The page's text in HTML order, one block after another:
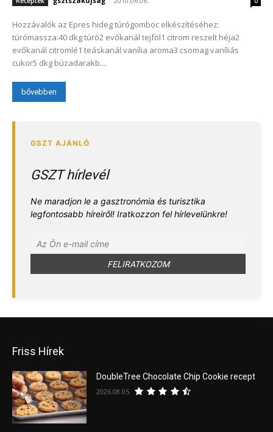
Hozzávalók az Epres hideg túrógomboc elkészítéséhez:
túrómassza:40 dkg túró2 evőkanál tejföl1 citrom reszelt héja2
evőkanál citromlé1 teáskanál vanília aroma3 csomag vaníliás
cukor5 dkg búzadarakb....
bővebben
GSZT hírlevél
Ne maradjon le a gasztronómia és turisztika
legfontosabb híreiről! Iratkozzon fel hírlevelünkre!
Friss Hírek
DoubleTree Chocolate Chip Cookie recept
2026.08.05.